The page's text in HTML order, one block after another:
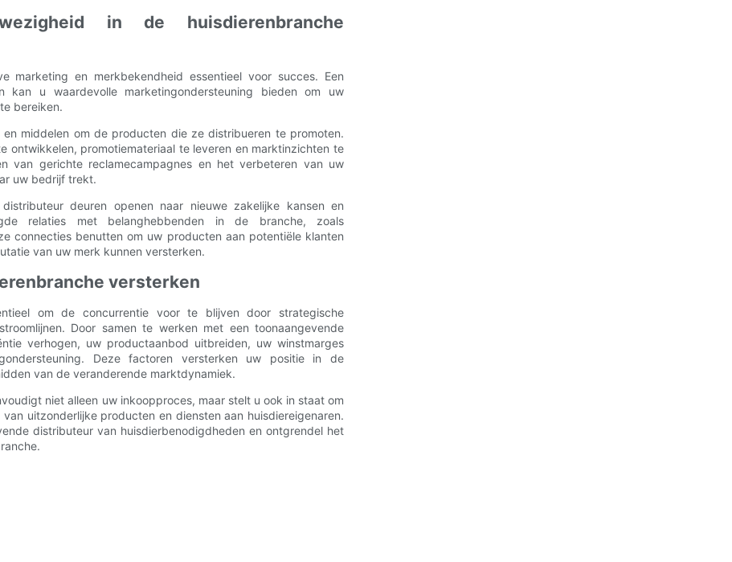
in de huisdierenbranche
marketing en merkbekendheid essentieel voor succes. Een
kan u waardevolle marketingondersteuning bieden om uw
bereiken.
middelen om de producten die ze distribueren te promoten.
ontwikkelen, promotiemateriaal te leveren en marktinzichten te
van gerichte reclamecampagnes en het verbeteren van uw
uw bedrijf trekt.
deuren openen naar nieuwe zakelijke kansen en
relaties met belanghebbenden in de branche, zoals
connecties benutten om uw producten aan potentiële klanten
van uw merk kunnen versterken.
versterken
om de concurrentie voor te blijven door strategische
Door samen te werken met een toonaangevende
verhogen, uw productaanbod uitbreiden, uw winstmarges
Deze factoren versterken uw positie in de
van de veranderende marktdynamiek.
niet alleen uw inkoopproces, maar stelt u ook in staat om
uitzonderlijke producten en diensten aan huisdiereigenaren.
distributeur van huisdierbenodigdheden en ontgrendel het